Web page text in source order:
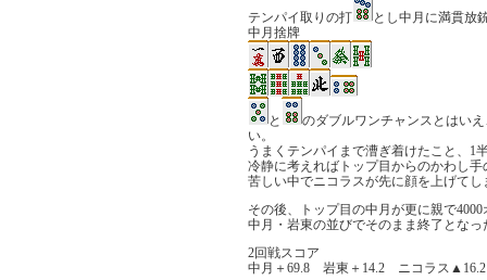
テンパイ取りの打
とし中月に満貫放
中月捨牌
と
のダブルワンチャンスとはい
い。
うまくテンパイまで漕ぎ着けたこと、1
冷静に考えればトップ目からのかわし
苦しい中でニコラスが先に顔を上げてし
その後、トップ目の中月が更に親で
中月・岩東の並びでそのまま終了となっ
2回戦スコア
中月＋69.8 岩東＋14.2 ニコラス